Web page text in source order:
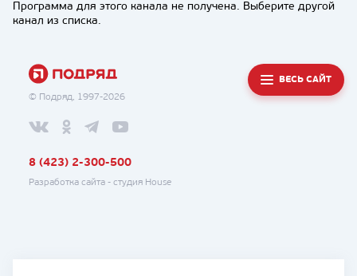
Программа для этого канала не получена. Выберите другой
канал из списка.
© Подряд, 1997-2026
ВЕСЬ САЙТ
8 (423) 2-300-500
Разработка сайта - студия House